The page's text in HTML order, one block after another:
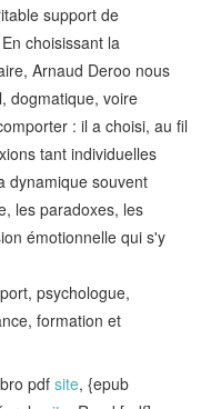
support de
choisissant la
Arnaud Deroo nous
dogmatique, voire
: il a choisi, au fil
tant individuelles
dynamique souvent
les paradoxes, les
émotionnelle qui s'y
psychologue,
formation et
pdfsite, {epub